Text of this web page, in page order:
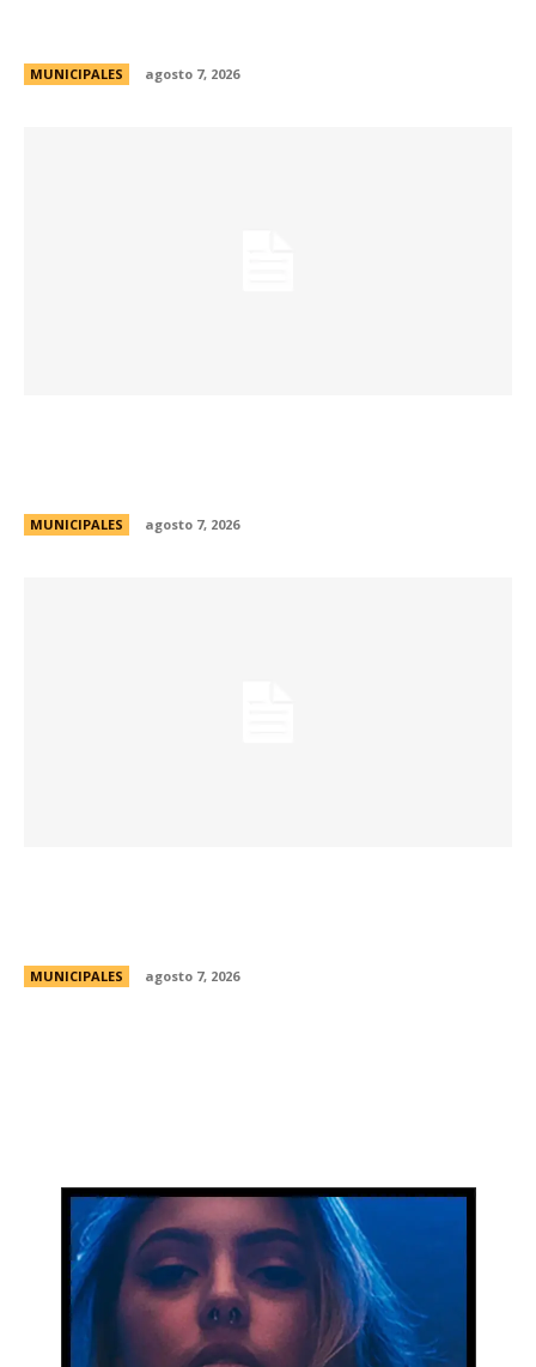
MUNICIPALES agosto 7, 2026
MUNICIPALES agosto 7, 2026
MUNICIPALES agosto 7, 2026